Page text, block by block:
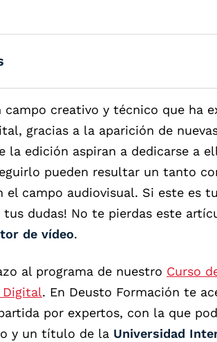
campo creativo y técnico que ha
gracias a la aparición de
la edición aspiran a dedicarse a
pueden resultar un tanto
el campo audiovisual. Si este es
tus dudas! No te pierdas este
de vídeo.
al programa de nuestro Curso
Digital. En Deusto Formación te
por expertos, con la que
y un título de la Universidad